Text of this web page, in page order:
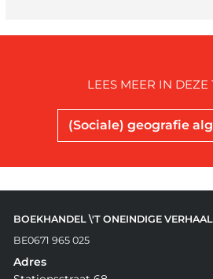
(Sociale) geografie
LEES MEER IN DEZE
BOEKHANDEL \'T ONEINDIGE VERHAAL
BE0671 965 025
Adres